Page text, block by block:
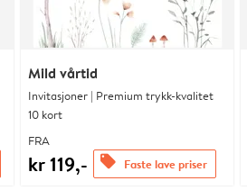
Mild vårtid
Invitasjoner | Premium trykk-kvalitet
10 kort
FRA
kr 119,- offers Faste lave priser